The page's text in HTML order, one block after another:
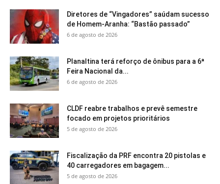
Diretores de “Vingadores” saúdam sucesso
de Homem-Aranha: “Bastão passado”
6 de agosto de 2026
Planaltina terá reforço de ônibus para a 6ª
Feira Nacional da...
6 de agosto de 2026
CLDF reabre trabalhos e prevê semestre
focado em projetos prioritários
5 de agosto de 2026
Fiscalização da PRF encontra 20 pistolas e
40 carregadores em bagagem...
5 de agosto de 2026